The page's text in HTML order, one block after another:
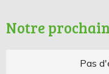
Notre
Pas